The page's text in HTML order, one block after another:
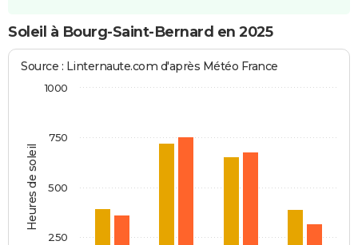
Soleil à Bourg-Saint-Bernard en 2025
Heures de soleil
Source : Linternaute.com d'après Météo France
250
500
750
1000